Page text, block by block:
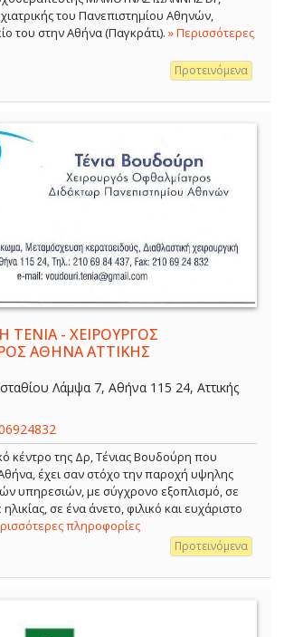
του Πανεπιστημίου Αθηνών,
του στην Αθήνα (Παγκράτι). » Περισσότερες
Προτεινόμενα
ΤΕΝΙΑ - ΧΕΙΡΟΥΡΓΟΣ
ΑΘΗΝΑ ΑΤΤΙΚΗΣ
Λάμψα 7, Αθήνα 115 24, Αττικής
κέντρο της Δρ, Τένιας Βουδούρη που
έχει σαν στόχο την παροχή υψηλης
υπηρεσιών, με σύγχρονο εξοπλισμό, σε
σε ένα άνετο, φιλικό και ευχάριστο
πληροφορίες
Προτεινόμενα